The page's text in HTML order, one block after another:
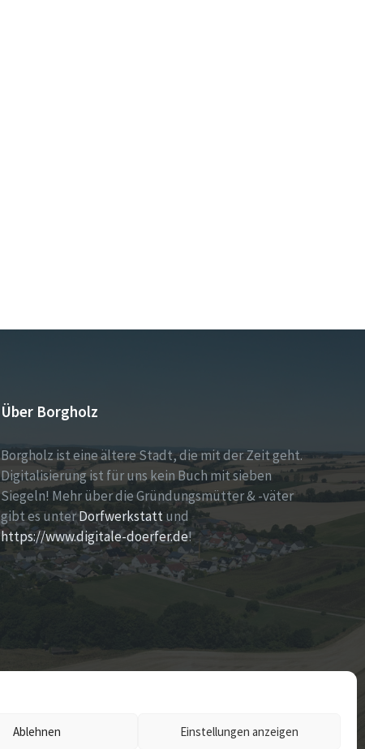
Ablehnen Einstellungen anzeigen
Über Borgholz
Borgholz ist eine ältere Stadt, die mit der Zeit geht.
Digitalisierung ist für uns kein Buch mit sieben
Siegeln! Mehr über die Gründungsmütter & -väter
gibt es unterDorfwerkstattund
https://www.digitale-doerfer.de!